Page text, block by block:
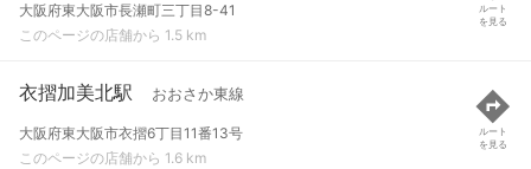
大阪府東大阪市長瀬町三丁目8-41
このページの店舗から 1.5 km
ルート
を見る
衣摺加美北駅 おおさか東線
大阪府東大阪市衣摺6丁目11番13号
このページの店舗から 1.6 km
ルート
を見る